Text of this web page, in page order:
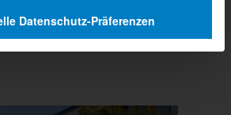
Datenschutz-Präferenzen